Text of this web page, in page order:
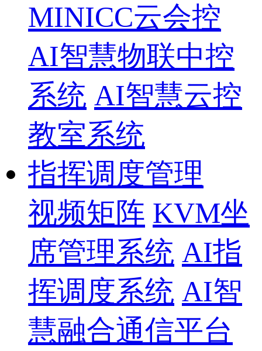
MINICC云会控
AI智慧物联中控
系统 AI智慧云控
教室系统
指挥调度管理
视频矩阵 KVM坐
席管理系统 AI指
挥调度系统 AI智
慧融合通信平台